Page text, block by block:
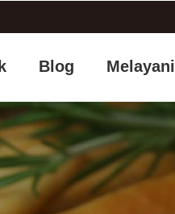
Blog Melayani